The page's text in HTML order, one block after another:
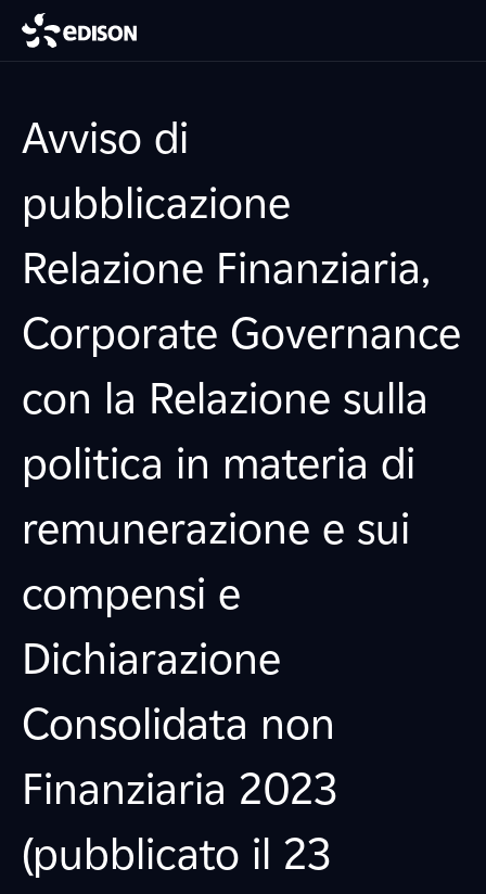
Avviso di
pubblicazione
Relazione Finanziaria,
Corporate Governance
con la Relazione sulla
politica in materia di
remunerazione e sui
compensi e
Dichiarazione
Consolidata non
Finanziaria 2023
(pubblicato il 23